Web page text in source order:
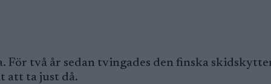
För två år sedan tvingades den finska
att ta just då.